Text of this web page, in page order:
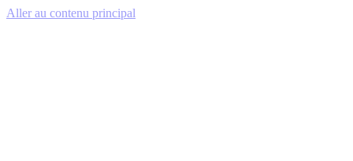
Aller au contenu principal